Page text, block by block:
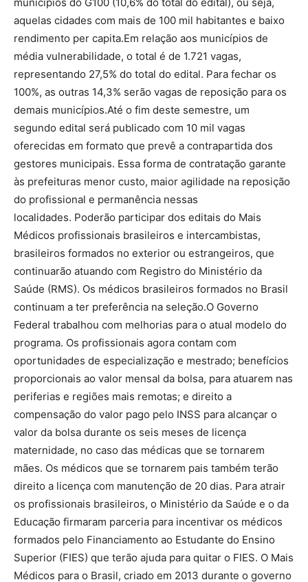
aquelas cidades com mais de 100 mil habitantes e baixo
rendimento per capita.Em relação aos municípios de
média vulnerabilidade, o total é de 1.721 vagas,
representando 27,5% do total do edital. Para fechar os
100%, as outras 14,3% serão vagas de reposição para os
demais municípios.Até o fim deste semestre, um
segundo edital será publicado com 10 mil vagas
oferecidas em formato que prevê a contrapartida dos
gestores municipais. Essa forma de contratação garante
às prefeituras menor custo, maior agilidade na reposição
do profissional e permanência nessas
localidades. Poderão participar dos editais do Mais
Médicos profissionais brasileiros e intercambistas,
brasileiros formados no exterior ou estrangeiros, que
continuarão atuando com Registro do Ministério da
Saúde (RMS). Os médicos brasileiros formados no Brasil
continuam a ter preferência na seleção.O Governo
Federal trabalhou com melhorias para o atual modelo do
programa. Os profissionais agora contam com
oportunidades de especialização e mestrado; benefícios
proporcionais ao valor mensal da bolsa, para atuarem nas
periferias e regiões mais remotas; e direito a
compensação do valor pago pelo INSS para alcançar o
valor da bolsa durante os seis meses de licença
maternidade, no caso das médicas que se tornarem
mães. Os médicos que se tornarem pais também terão
direito a licença com manutenção de 20 dias. Para atrair
os profissionais brasileiros, o Ministério da Saúde e o da
Educação firmaram parceria para incentivar os médicos
formados pelo Financiamento ao Estudante do Ensino
Superior (FIES) que terão ajuda para quitar o FIES. O Mais
Médicos para o Brasil, criado em 2013 durante o governo